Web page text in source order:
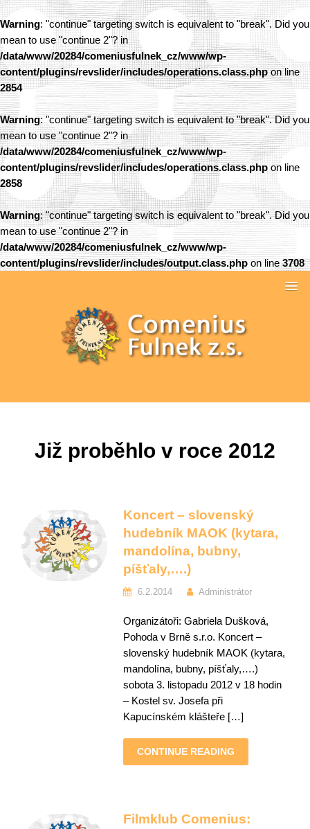
Warning: "continue" targeting switch is equivalent to "break". Did you
mean to use "continue 2"? in
/data/www/20284/comeniusfulnek_cz/www/wp-
content/plugins/revslider/includes/operations.class.phpon line
2854
Warning: "continue" targeting switch is equivalent to "break". Did you
mean to use "continue 2"? in
/data/www/20284/comeniusfulnek_cz/www/wp-
content/plugins/revslider/includes/operations.class.php on line
2858
Warning: "continue" targeting switch is equivalent to "break". Did you
mean to use "continue 2"? in
/data/www/20284/comeniusfulnek_cz/www/wp-
content/plugins/revslider/includes/output.class.php on line3708
Již proběhlo v roce 2012
Koncert – slovenský
hudebník MAOK (kytara,
mandolína, bubny,
píšťaly,….)
6.2.2014 Administrátor
Organizátoři: Gabriela Dušková,
Pohoda v Brně s.r.o. Koncert –
slovenský hudebník MAOK (kytara,
mandolína, bubny, píšťaly,….)
sobota 3. listopadu 2012 v 18 hodin
– Kostel sv. Josefa při
Kapucínském klášteře […]
CONTINUE READING
Filmklub Comenius: